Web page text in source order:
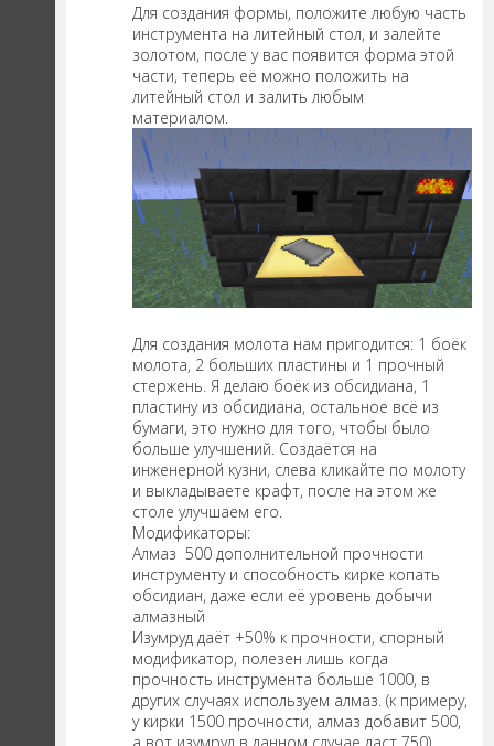
Для создания формы, положите любую часть
инструмента на литейный стол, и залейте
золотом, после у вас появится форма этой
части, теперь её можно положить на
литейный стол и залить любым
материалом.
Для создания молота нам пригодится: 1 боёк
молота, 2 больших пластины и 1 прочный
стержень. Я делаю боёк из обсидиана, 1
пластину из обсидиана, остальное всё из
бумаги, это нужно для того, чтобы было
больше улучшений. Создаётся на
инженерной кузни, слева кликайте по молоту
и выкладываете крафт, после на этом же
столе улучшаем его.
Модификаторы:
Алмаз 500 дополнительной прочности
инструменту и способность кирке копать
обсидиан, даже если её уровень добычи
алмазный
Изумруд даёт +50% к прочности, спорный
модификатор, полезен лишь когда
прочность инструмента больше 1000, в
других случаях используем алмаз. (к примеру,
у кирки 1500 прочности, алмаз добавит 500,